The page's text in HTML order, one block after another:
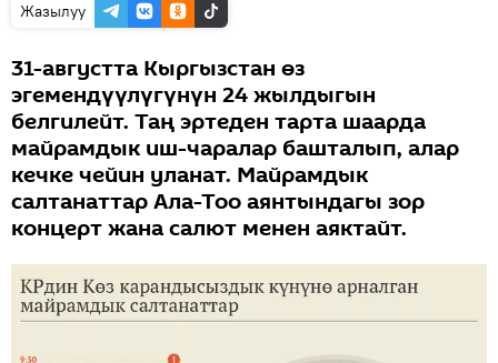
Жазылуу
31-августта Кыргызстан өз
эгемендүүлүгүнүн 24 жылдыгын
белгилейт. Таң эртеден тарта шаарда
майрамдык иш-чаралар башталып, алар
кечке чейин уланат. Майрамдык
салтанаттар Ала-Тоо аянтындагы зор
концерт жана салют менен аяктайт.